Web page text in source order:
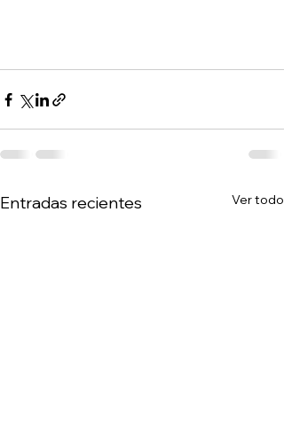
Entradas recientes Ver todo